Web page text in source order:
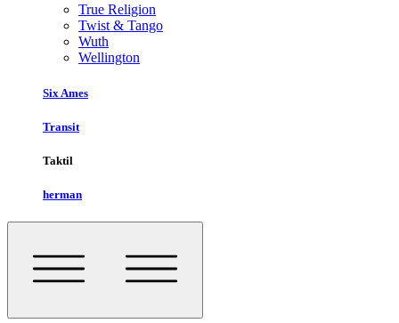
True Religion
Twist & Tango
Wuth
Wellington
Six Ames
Transit
Taktil
herman